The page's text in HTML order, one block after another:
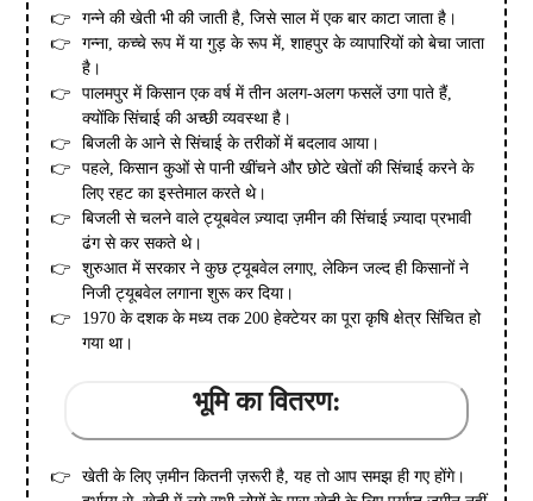
गन्ने की खेती भी की जाती है, जिसे साल में एक बार काटा जाता है।
गन्ना, कच्चे रूप में या गुड़ के रूप में, शाहपुर के व्यापारियों को बेचा जाता
है।
पालमपुर में किसान एक वर्ष में तीन अलग-अलग फसलें उगा पाते हैं,
क्योंकि सिंचाई की अच्छी व्यवस्था है।
बिजली के आने से सिंचाई के तरीकों में बदलाव आया।
पहले, किसान कुओं से पानी खींचने और छोटे खेतों की सिंचाई करने के
लिए रहट का इस्तेमाल करते थे।
बिजली से चलने वाले ट्यूबवेल ज़्यादा ज़मीन की सिंचाई ज़्यादा प्रभावी
ढंग से कर सकते थे।
शुरुआत में सरकार ने कुछ ट्यूबवेल लगाए, लेकिन जल्द ही किसानों ने
निजी ट्यूबवेल लगाना शुरू कर दिया।
1970 के दशक के मध्य तक 200 हेक्टेयर का पूरा कृषि क्षेत्र सिंचित हो
गया था।
भूमि का वितरण:
खेती के लिए ज़मीन कितनी ज़रूरी है, यह तो आप समझ ही गए होंगे।